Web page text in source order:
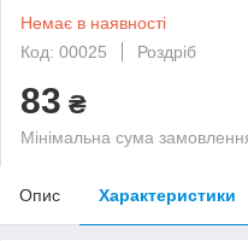
Немає в наявності
Код: 00025
Роздріб
83 ₴
Мінімальна сума
Опис Характеристики